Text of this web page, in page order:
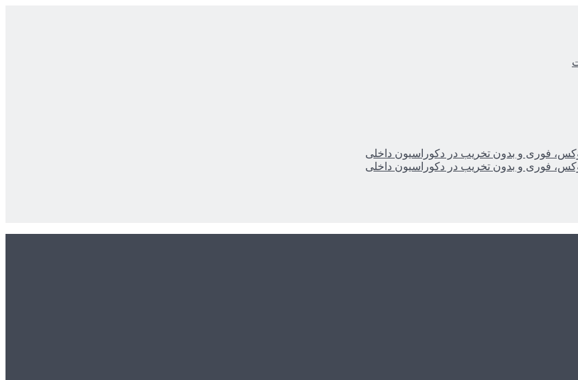
فوری و بدون تخریب در دکوراسیون داخلی
فوری و بدون تخریب در دکوراسیون داخلی